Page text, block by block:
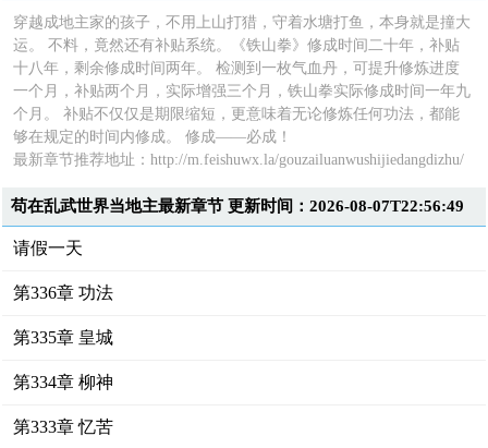
穿越成地主家的孩子，不用上山打猎，守着水塘打鱼，本身就是撞大
运。 不料，竟然还有补贴系统。《铁山拳》修成时间二十年，补贴
十八年，剩余修成时间两年。 检测到一枚气血丹，可提升修炼进度
一个月，补贴两个月，实际增强三个月，铁山拳实际修成时间一年九
个月。 补贴不仅仅是期限缩短，更意味着无论修炼任何功法，都能
够在规定的时间内修成。 修成——必成！
最新章节推荐地址：http://m.feishuwx.la/gouzailuanwushijiedangdizhu/
苟在乱武世界当地主最新章节 更新时间：2026-08-07T22:56:49
请假一天
第336章 功法
第335章 皇城
第334章 柳神
第333章 忆苦